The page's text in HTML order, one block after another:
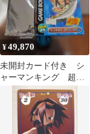
¥49,870
未開封カード付き シ
ャーマンキング 超・
占事略決メラメラ編